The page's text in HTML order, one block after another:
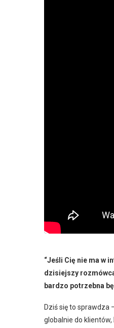
“Jeśli Cię nie ma w
dzisiejszy
bardzo potrzebna
Dziś się to sprawdza
globalnie do